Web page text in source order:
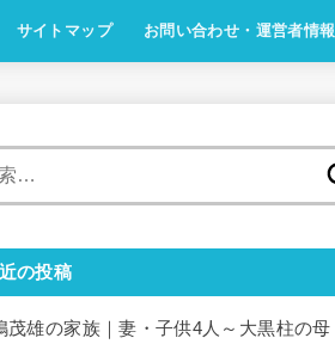
サイトマップ お問い合わせ・運営者情報
の投稿
茂雄の家族｜妻・子供4人～大黒柱の母